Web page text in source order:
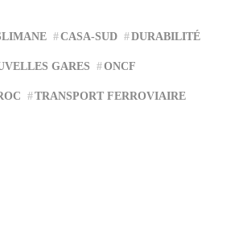
CASA-SUD DURABILITÉ
GARES ONCF
TRANSPORT FERROVIAIRE